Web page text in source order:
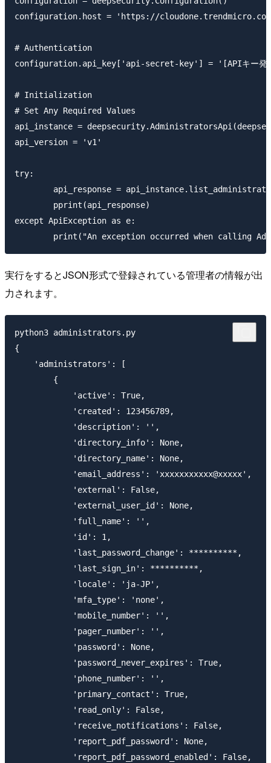
configuration.host = 'https://
# Authentication
configuration.api_key['api-secret-key'] = '[APIキー発行
# Initialization
# Set Any Required Values
api_instance =
api_version = 'v1'
try:
except ApiException as e:
実行をするとJSON形式で登録されている管理者の情報が出
力されます。
python3 administrators.py
{
    'administrators': [
        {
            'active': True,
            'created': 123456789,
            'description': '',
            'directory_info': None,
            'directory_name': None,
            'email_address': 'xxxxxxxxxxx@xxxxx',
            'external': False,
            'external_user_id': None,
            'full_name': '',
            'id': 1,
            'last_password_change': **********,
            'last_sign_in': **********,
            'locale': 'ja-JP',
            'mfa_type': 'none',
            'mobile_number': '',
            'pager_number': '',
            'password': None,
            'password_never_expires': True,
            'phone_number': '',
            'primary_contact': True,
            'read_only': False,
            'receive_notifications': False,
            'report_pdf_password': None,
            'report_pdf_password_enabled': False,